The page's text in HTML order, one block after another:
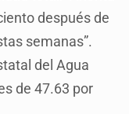
después de
semanas”.
del Agua
de 47.63 por